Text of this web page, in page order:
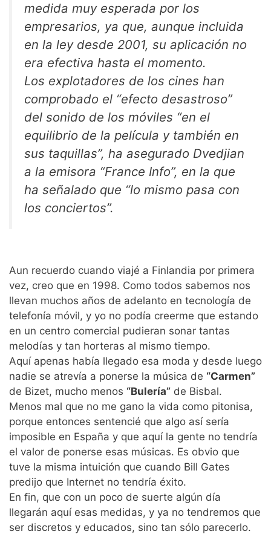
medida muy esperada por los
empresarios, ya que, aunque incluida
en la ley desde 2001, su aplicación no
era efectiva hasta el momento.
Los explotadores de los cines han
comprobado el “efecto desastroso”
del sonido de los móviles “en el
equilibrio de la película y también en
sus taquillas”, ha asegurado Dvedjian
a la emisora “France Info”, en la que
ha señalado que “lo mismo pasa con
los conciertos”.
Aun recuerdo cuando viajé a Finlandia por primera
vez, creo que en 1998. Como todos sabemos nos
llevan muchos años de adelanto en tecnología de
telefonía móvil, y yo no podía creerme que estando
en un centro comercial pudieran sonar tantas
melodías y tan horteras al mismo tiempo.
Aquí apenas había llegado esa moda y desde luego
nadie se atrevía a ponerse la música de “Carmen”
de Bizet, mucho menos “Bulería” de Bisbal.
Menos mal que no me gano la vida como pitonisa,
porque entonces sentencié que algo así sería
imposible en España y que aquí la gente no tendría
el valor de ponerse esas músicas. Es obvio que
tuve la misma intuición que cuando Bill Gates
predijo que Internet no tendría éxito.
En fin, que con un poco de suerte algún día
llegarán aquí esas medidas, y ya no tendremos que
ser discretos y educados, sino tan sólo parecerlo.